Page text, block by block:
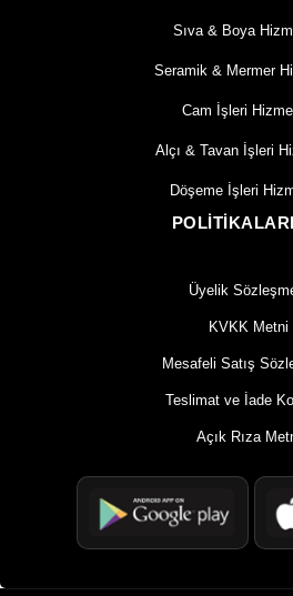
Sıva & Boya
Seramik & Mermer
Cam İşleri
Alçı & Tavan İşleri
Döşeme İşleri
Üyelik
KVKK Metni
Mesafeli Satış
Teslimat ve İade
Açık Rıza